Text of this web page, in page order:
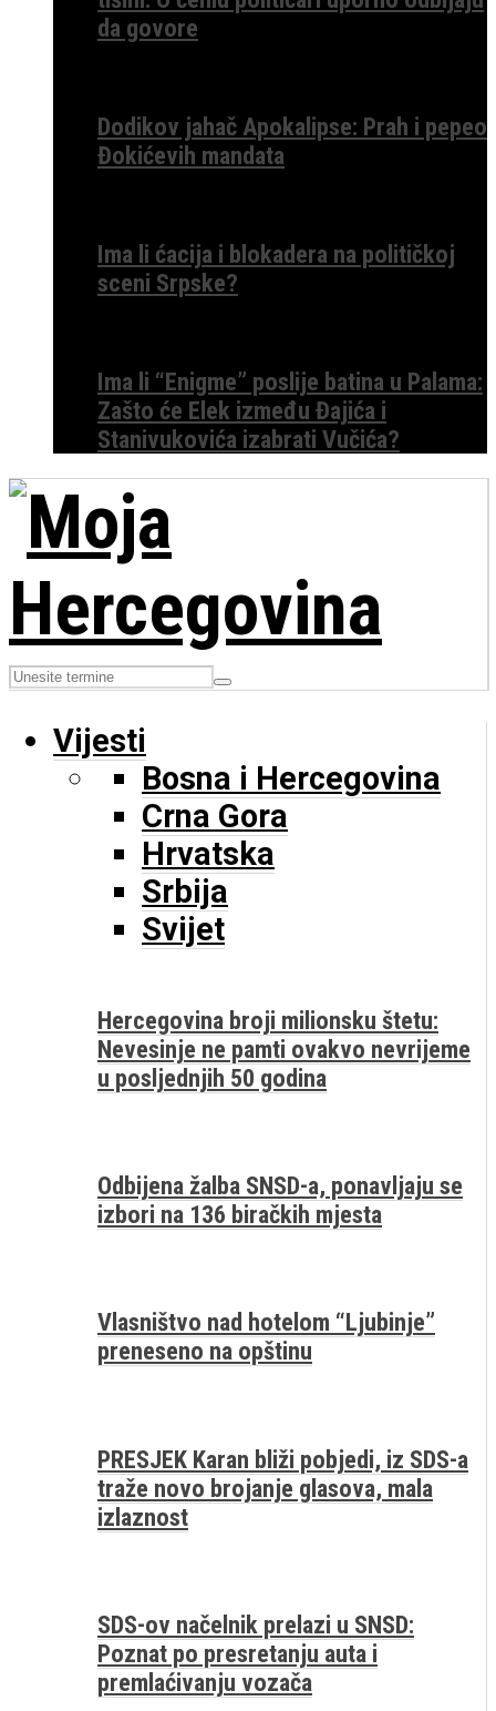
da govore
Dodikov jahač Apokalipse: Prah i pepeo
Đokićevih mandata
Ima li ćacija i blokadera na političkoj
sceni Srpske?
Ima li “Enigme” poslije batina u Palama:
Zašto će Elek između Đajića i
Stanivukovića izabrati Vučića?
Vijesti
Bosna i Hercegovina
Crna Gora
Hrvatska
Srbija
Svijet
Hercegovina broji milionsku štetu:
Nevesinje ne pamti ovakvo nevrijeme
u posljednjih 50 godina
Odbijena žalba SNSD-a, ponavljaju se
izbori na 136 biračkih mjesta
Vlasništvo nad hotelom “Ljubinje”
preneseno na opštinu
PRESJEK Karan bliži pobjedi, iz SDS-a
traže novo brojanje glasova, mala
izlaznost
SDS-ov načelnik prelazi u SNSD:
Poznat po presretanju auta i
premlaćivanju vozača